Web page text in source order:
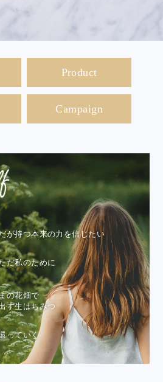
Product
Campaign
が持つ本来の力を信じたい
だ私のために
の花畑で
す生はちみつ
っていく